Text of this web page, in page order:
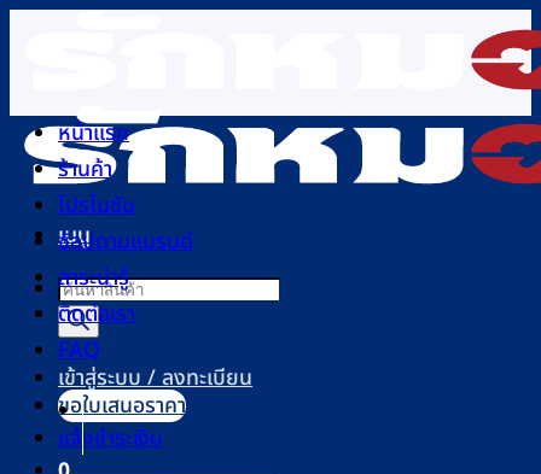
เนื้อหา
เมนู
Products
search
เข้าสู่ระบบ / ลงทะเบียน
หน้าแรก
ร้านค้า
โปรโมชัน
ช้อปตามแบรนด์
สาระน่ารู้
ติดต่อเรา
FAQ
ขอใบเสนอราคา
แจ้งชำระเงิน